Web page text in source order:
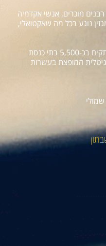
מוכרים, אנשי אקדמיה
נוגע בכל מה שאקטואלי,
השבועון מופץ בעשרות אלפי עותקים בכ-5,500 בתי כנסת
המופצת בעשרות